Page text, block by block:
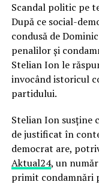
Scandal politic pe
După ce social-
condusă de
penalilor și
Stelian Ion le
invocând istoricul
partidului.
Stelian Ion susține
de justificat în
democrat are,
Aktual24, un
primit condamnări